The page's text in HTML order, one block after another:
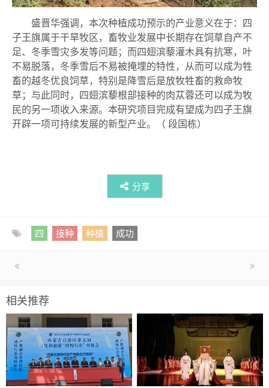
盛晋华强调，本次种植成功预示的产业意义在于：
四
子王旗属于干旱牧区，畜牧业发展中长期存在饲草自产不
足、冬季雪灾多发等问题；而四翅滨藜灌木具有抗寒，叶
不易脱落，冬季雪后不易被掩埋的特性，从而可以成为牲
畜的越冬优良饲草，特别是降雪后是放牧牲畜的救命牧
草；与此同时，四翅滨藜根部接种的肉苁蓉还可以成为牧
民的另一项收入来源。本研究项目完成有望成为四子王旗
开辟一项可持续发展的新型产业。
（ 段国栋）
分享
四 接种 种植 成功
相关推荐